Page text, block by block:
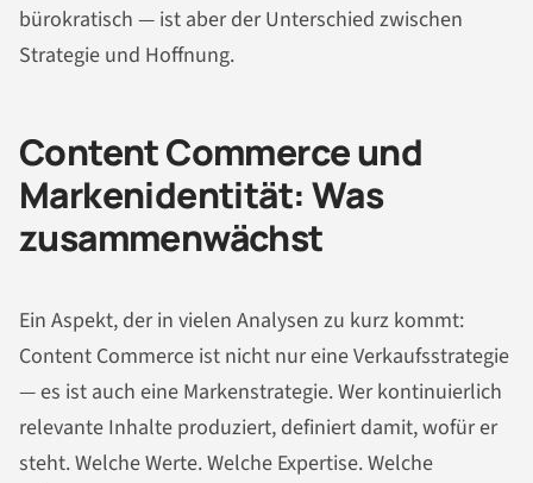
bürokratisch — ist aber der Unterschied zwischen
Strategie und Hoffnung.
Content Commerce und
Markenidentität: Was
zusammenwächst
Ein Aspekt, der in vielen Analysen zu kurz kommt:
Content Commerce ist nicht nur eine Verkaufsstrategie
— es ist auch eine Markenstrategie. Wer kontinuierlich
relevante Inhalte produziert, definiert damit, wofür er
steht. Welche Werte. Welche Expertise. Welche